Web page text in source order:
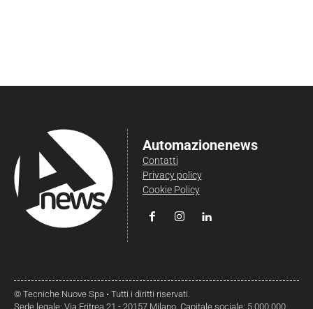
Automazionenews
Contatti
Privacy policy
Cookie Policy
© Tecniche Nuove Spa • Tutti i diritti riservati.
Sede legale: Via Eritrea 21 - 20157 Milano. Capitale sociale: 5.000.000